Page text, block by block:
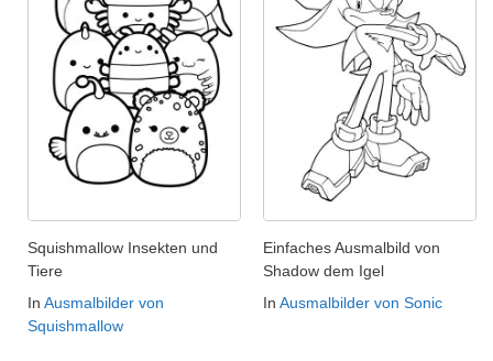
Squishmallow Insekten und
Tiere
In Ausmalbilder von
Squishmallow
Einfaches Ausmalbild von
Shadow dem Igel
In Ausmalbilder von Sonic